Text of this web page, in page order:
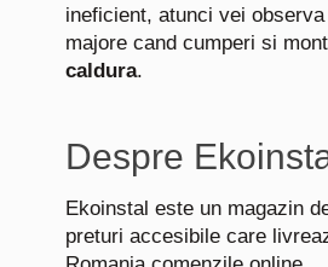
ineficient, atunci vei
majore cand cumperi si
caldura.
Despre
Ekoinstal este un magazin
preturi accesibile care